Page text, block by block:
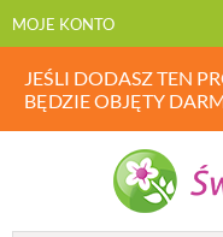
MOJE KONTO
JEŚLI DODASZ TEN
BĘDZIE OBJĘTY